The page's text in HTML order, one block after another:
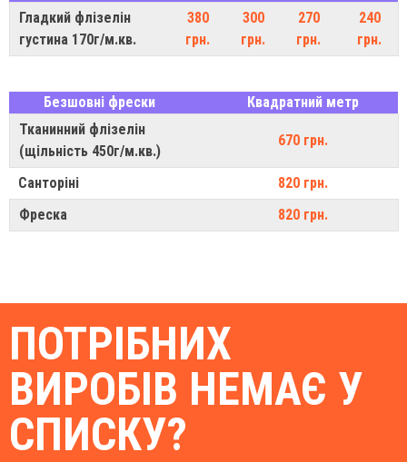
Гладкий флізелін
густина 170г/м.кв.
380
грн.
300
грн.
270
грн.
240
грн.
Безшовні фрески
Квадратний метр
Тканинний флізелін
(щільність 450г/м.кв.)
670 грн.
Санторіні
820 грн.
Фреска
820 грн.
ПОТРІБНИХ
ВИРОБІВ НЕМАЄ У
СПИСКУ?